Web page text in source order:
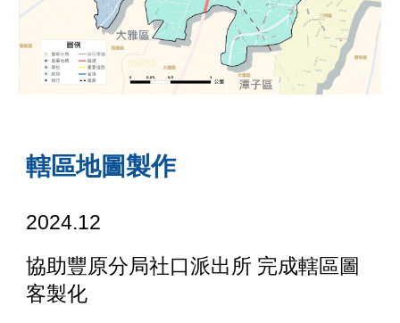
轄區地圖製作
2024.12
協助豐原分局社口派出所 完成轄區圖
客製化